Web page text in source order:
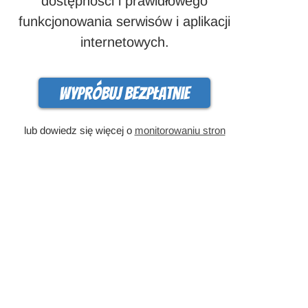
funkcjonowania serwisów i aplikacji
internetowych.
Wypróbuj bezpłatnie
lub dowiedz się więcej o monitorowaniu stron